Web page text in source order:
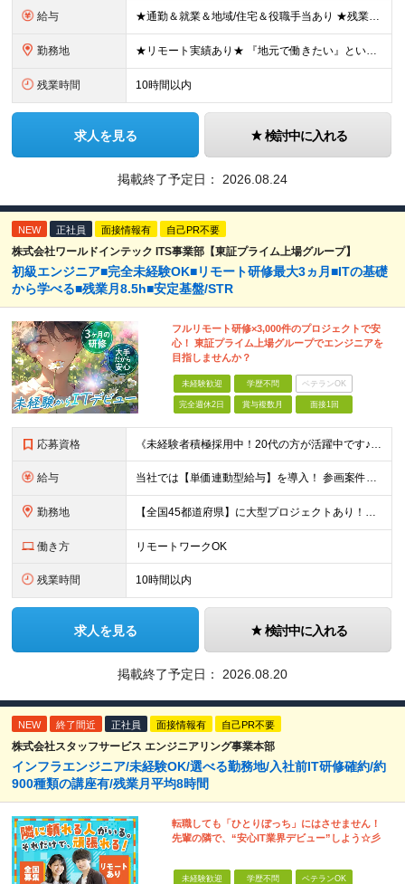
給与 ★通勤＆就業＆地域/住宅＆役職手当あり ★残業代は全額支給 ★選べる給与制度あり！ ■東京・神奈川・千葉・埼玉勤務の場合 月給24.5万円～55万円＋諸手当 （残業代は全額支給） (20,000円の
勤務地 ★リモート実績あり★ 『地元で働きたい』という希望に、業界トップクラス約7,000件の取引事業所数、90,000件以上のプロジェクトから検討をいたします。 全国の取引先での就業となります（沖縄を除
残業時間 10時間以内
求人を見る 検討中に入れる
掲載終了予定日： 2026.08.24
NEW 正社員 面接情報有 自己PR不要
株式会社ワールドインテック ITS事業部【東証プライム上場グループ】
初級エンジニア■完全未経験OK■リモート研修最大3ヵ月■ITの基礎
から学べる■残業月8.5h■安定基盤/STR
フルリモート研修×3,000件のプロジェクトで安
心！ 東証プライム上場グループでエンジニアを
目指しませんか？
未経験歓迎 学歴不問 ベテランOK
完全週休2日 賞与複数月 面接1回
応募資格 《未経験者積極採用中！20代の方が活躍中です♪》 ◎約4割が実務未経験入社！ ■学歴・職歴は一切問いません！ ■第二新卒の方もお気軽にご相談ください♪ ■入社してから数年は、転勤の可能性があります
給与 当社では【単価連動型給与】を導入！ 参画案件の契約単価に連動して給与が決定。 還元率は単価の【70％～80％】と東証プライム上場グループとして高水準です！（社会保険料・教育コスト含む） ■関東：月給
勤務地 【全国45都道府県】に大型プロジェクトあり！※ 四国・沖縄を除く 主要勤務地： 北海道/宮城県/栃木県/埼玉県/千葉県/東京都/神奈川県/愛知県/大阪府/京都府/兵庫県/広島県/福岡県/熊本県 ※勤
働き方 リモートワークOK
残業時間 10時間以内
求人を見る 検討中に入れる
掲載終了予定日： 2026.08.20
NEW 終了間近 正社員 面接情報有 自己PR不要
株式会社スタッフサービス エンジニアリング事業本部
インフラエンジニア/未経験OK/選べる勤務地/入社前IT研修確約/約
900種類の講座有/残業月平均8時間
転職しても「ひとりぼっち」にはさせません！
先輩の隣で、“安心IT業界デビュー”しよう☆彡
未経験歓迎 学歴不問 ベテランOK